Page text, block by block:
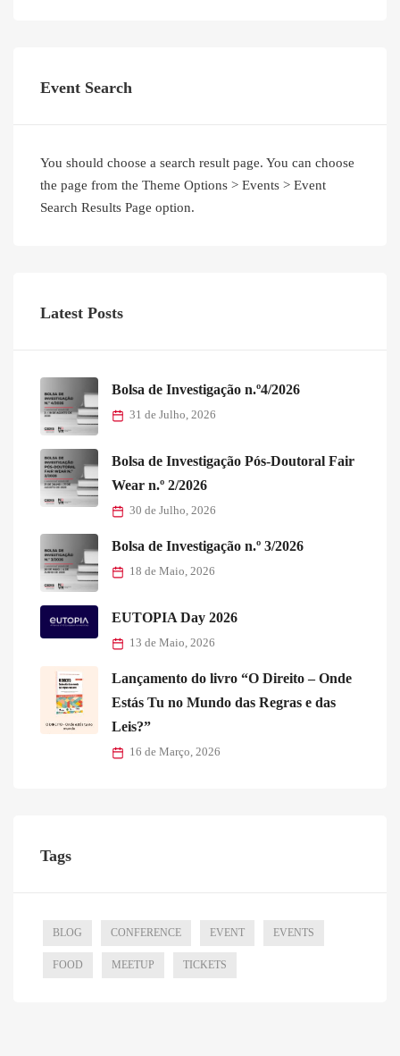
Event Search
You should choose a search result page. You can choose
the page from the Theme Options > Events > Event
Search Results Page option.
Latest Posts
Bolsa de Investigação n.º4/2026
31 de Julho, 2026
Bolsa de Investigação Pós-Doutoral Fair
Wear n.º 2/2026
30 de Julho, 2026
Bolsa de Investigação n.º 3/2026
18 de Maio, 2026
EUTOPIA Day 2026
13 de Maio, 2026
Lançamento do livro “O Direito – Onde
Estás Tu no Mundo das Regras e das
Leis?”
16 de Março, 2026
Tags
BLOG CONFERENCE EVENT EVENTS
FOOD MEETUP TICKETS